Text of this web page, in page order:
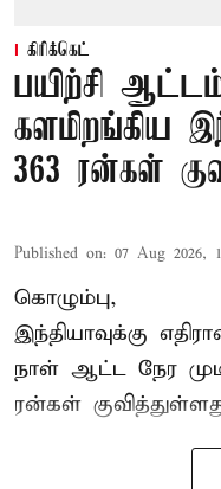
கிரிக்கெட்
பயிற்சி
களமிறங்கிய
363 ரன்கள்
Published on: 07 Aug 2026,
கொழும்பு,
இந்தியாவுக்கு
நாள் ஆட்ட நேர
ரன்கள்